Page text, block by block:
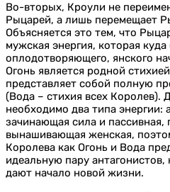
Во-вторых, Кроули не
Рыцарей, а лишь перемещает
Объясняется это тем, что
мужская энергия, которая
оплодотворяющего, янского
Огонь является родной
представляет собой полную
(Вода – стихия всех Королев).
необходимо два типа энергии:
зачинающая сила и
вынашивающая женская,
Королева как Огонь и Вода
идеальную пару
дают начало новой жизни.